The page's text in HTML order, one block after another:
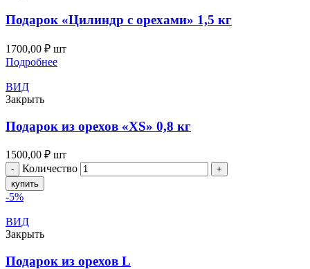
Подарок «Цилиндр с орехами» 1,5 кг
1700,00 ₽ шт
Подробнее
ВИД
Закрыть
Подарок из орехов «XS» 0,8 кг
1500,00 ₽ шт
Количество
купить
-5%
ВИД
Закрыть
Подарок из орехов L